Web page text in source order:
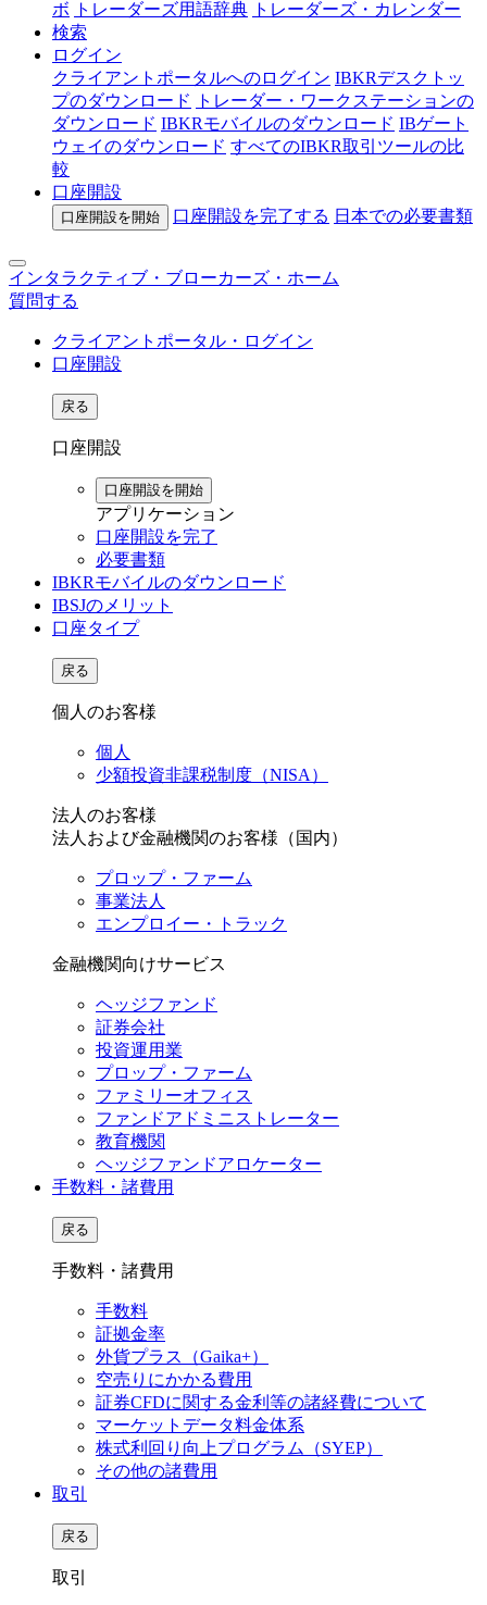
ボ
トレーダーズ用語辞典 トレーダーズ・カレンダー
検索
ログイン
クライアントポータルへのログイン IBKRデスクトッ
プのダウンロード
トレーダー・ワークステーションの
ダウンロード IBKRモバイルのダウンロード IBゲート
ウェイのダウンロード すべてのIBKR取引ツールの比
較
口座開設
口座開設を開始 口座開設を完了する 日本での必要書類
インタラクティブ・ブローカーズ・ホーム
質問する
クライアントポータル・ログイン
口座開設
戻る
口座開設
口座開設を開始
アプリケーション
口座開設を完了
必要書類
IBKRモバイルのダウンロード
IBSJのメリット
口座タイプ
戻る
個人のお客様
個人
少額投資非課税制度（NISA）
法人のお客様
法人および金融機関のお客様（国内）
プロップ・ファーム
事業法人
エンプロイー・トラック
金融機関向けサービス
ヘッジファンド
証券会社
投資運用業
プロップ・ファーム
ファミリーオフィス
ファンドアドミニストレーター
教育機関
ヘッジファンドアロケーター
手数料・諸費用
戻る
手数料・諸費用
手数料
証拠金率
外貨プラス（Gaika+）
空売りにかかる費用
証券CFDに関する金利等の諸経費について
マーケットデータ料金体系
株式利回り向上プログラム（SYEP）
その他の諸費用
取引
戻る
取引